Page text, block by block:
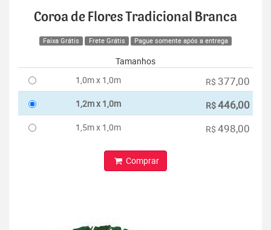
Coroa de Flores Tradicional Branca
Faixa Grátis Frete Grátis Pague somente após a entrega
Tamanhos
1,0m x 1,0m
R$ 377,00
1,2m x 1,0m R$446,00
1,5m x 1,0m R$ 498,00
Comprar